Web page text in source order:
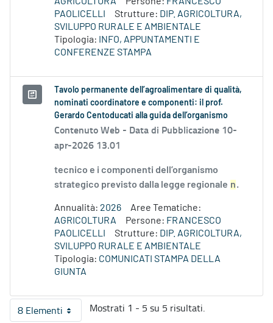
PAOLICELLI
Strutture: DIP. AGRICOLTURA,
SVILUPPO RURALE E AMBIENTALE
Tipologia:
INFO, APPUNTAMENTI E
CONFERENZE STAMPA
Tavolo permanente dell’agroalimentare di qualità,
nominati coordinatore e componenti: il prof.
Gerardo Centoducati alla guida dell’organismo
Contenuto Web - Data di Pubblicazione 10-
apr-2026 13.01
tecnico e i componenti dell’organismo
strategico previsto dalla legge regionale n.
Annualità: 2026
Aree Tematiche:
AGRICOLTURA
Persone: FRANCESCO
PAOLICELLI
Strutture: DIP. AGRICOLTURA,
SVILUPPO RURALE E AMBIENTALE
Tipologia: COMUNICATI STAMPA DELLA
GIUNTA
8 ElementiPer pagina
Mostrati 1 - 5 su 5 risultati.